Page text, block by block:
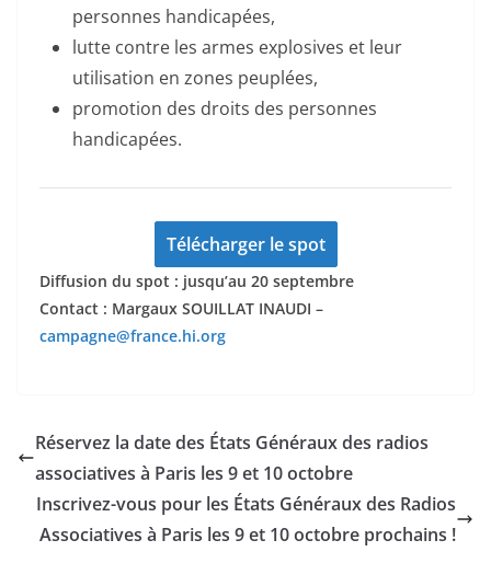
personnes handicapées,
lutte contre les armes explosives et leur
utilisation en zones peuplées,
promotion des droits des personnes
handicapées.
Télécharger le spot
Diffusion du spot : jusqu’au 20 septembre
Contact : Margaux SOUILLAT INAUDI –
campagne@france.hi.org
Réservez la date des États Généraux des radios
associatives à Paris les 9 et 10 octobre
Inscrivez-vous pour les États Généraux des Radios
Associatives à Paris les 9 et 10 octobre prochains !